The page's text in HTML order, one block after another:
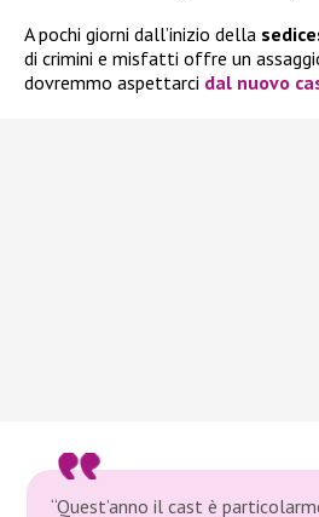
A pochi giorni dall’inizio della
di crimini e misfatti offre un
dovremmo aspettarci dal nuovo
“Quest’anno il cast è